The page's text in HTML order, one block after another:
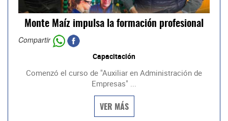
Monte Maíz impulsa la formación profesional
Compartir
Capacitación
Comenzó el curso de "Auxiliar en Administración de
Empresas" ...
VER MÁS